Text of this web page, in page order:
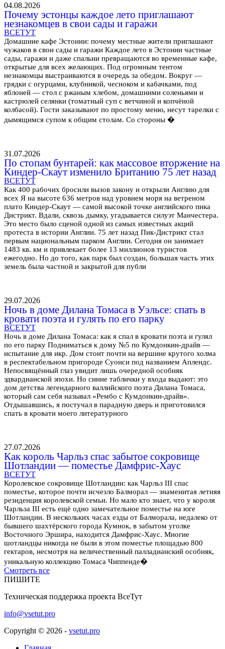
04.08.2026
Почему эстонцы каждое лето приглашают
незнакомцев в свои сады и гаражи
ВСЕТУТ
Домашние кафе Эстонии: почему местные жители приглашают
чужаков в свои сады и гаражи Каждое лето в Эстонии частные
сады, гаражи и даже спальни превращаются во временные кафе,
открытые для всех желающих. Под огромным тентом
незнакомцы выстраиваются в очередь за обедом. Вокруг —
грядки с огурцами, клубникой, чесноком и кабачками, под
яблоней — стол с ржаным хлебом, домашними соленьями и
кастрюлей селянки (томатный суп с ветчиной и копчёной
колбасой). Гости заказывают по простому меню, несут тарелки с
дымящимся супом к общим столам. Со стороны �
31.07.2026
По стопам бунтарей: как массовое вторжение на
Киндер-Скаут изменило Британию 75 лет назад
ВСЕТУТ
Как 400 рабочих бросили вызов закону и открыли Англию для
всех Я на высоте 636 метров над уровнем моря на ветреном
плато Киндер-Скаут — самой высокой точке английского пика
Дистрикт. Вдали, сквозь дымку, угадывается силуэт Манчестера.
Это место было сценой одной из самых известных акций
протеста в истории Англии. 75 лет назад Пик-Дистрикт стал
первым национальным парком Англии. Сегодня он занимает
1483 кв. км и привлекает более 13 миллионов туристов
ежегодно. Но до того, как парк был создан, большая часть этих
земель была частной и закрытой для публи
29.07.2026
Ночь в доме Дилана Томаса в Уэльсе: спать в
кровати поэта и гулять по его парку
ВСЕТУТ
Ночь в доме Дилана Томаса: как я спал в кровати поэта и гулял
по его парку Подниматься к дому №5 по Кумдонкин-драйв —
испытание для икр. Дом стоит почти на вершине крутого холма
в респектабельном пригороде Суонси под названием Аплендс.
Непосвящённый глаз увидит лишь очередной особняк
эдвардианской эпохи. Но синие таблички у входа выдают: это
дом детства легендарного валлийского поэта Дилана Томаса,
который сам себя называл «Рембо с Кумдонкин-драйв».
Отдышавшись, я постучал в парадную дверь и приготовился
спать в кровати моего литературного
27.07.2026
Как король Чарльз спас забытое сокровище
Шотландии — поместье Дамфрис-Хаус
ВСЕТУТ
Королевское сокровище Шотландии: как Чарльз III спас
поместье, которое почти исчезло Балморал — знаменитая летняя
резиденция королевской семьи. Но мало кто знает, что у короля
Чарльза III есть ещё одно замечательное поместье на юге
Шотландии. В нескольких часах езды от Балморала, недалеко от
бывшего шахтёрского города Кумнок, в забытом уголке
Восточного Эршира, находится Дамфрис-Хаус. Многие
шотландцы никогда не были в этом поместье площадью 800
гектаров, несмотря на величественный палладианский особняк,
уникальную коллекцию Томаса Чиппенде�
Смотреть все
ПИШИТЕ
Техническая поддержка проекта ВсеТут
info@vsetut.pro
Copyright © 2026 - vsetut.pro